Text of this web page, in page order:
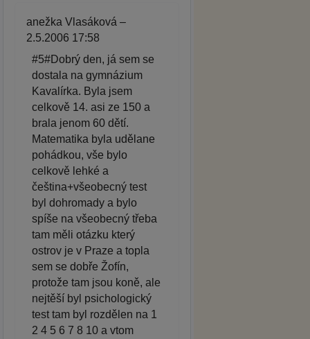
anežka Vlasáková –
2.5.2006 17:58
#5#Dobrý den, já sem se
dostala na gymnázium
Kavalírka. Byla jsem
celkově 14. asi ze 150 a
brala jenom 60 dětí.
Matematika byla udělane
pohádkou, vše bylo
celkově lehké a
čeština+všeobecný test
byl dohromady a bylo
spíše na všeobecný třeba
tam měli otázku který
ostrov je v Praze a topla
sem se dobře Žofín,
protože tam jsou koně, ale
nejtěší byl psichologický
test tam byl rozdělen na 1
2 4 5 6 7 8 10 a vtom